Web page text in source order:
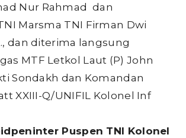
Nur Rahmad dan
Marsma TNI Firman Dwi
dan diterima langsung
MTF Letkol Laut (P) John
Sondakh dan Komandan
XXIII-Q/UNIFIL Kolonel Inf
Puspen TNI Kolonel